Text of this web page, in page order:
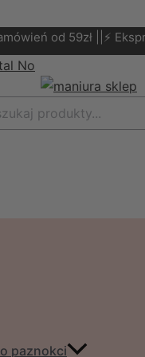
od 59zł ||⚡
paznokci